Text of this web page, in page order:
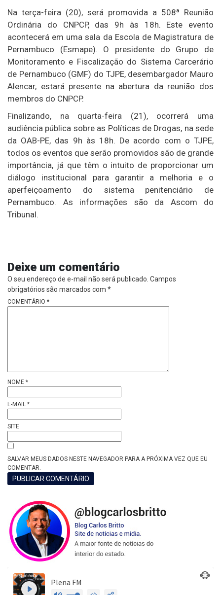
Na terça-feira (20), será promovida a 508ª Reunião
Ordinária do CNPCP, das 9h às 18h. Este evento
acontecerá em uma sala da Escola de Magistratura de
Pernambuco (Esmape). O presidente do Grupo de
Monitoramento e Fiscalização do Sistema Carcerário
de Pernambuco (GMF) do TJPE, desembargador Mauro
Alencar, estará presente na abertura da reunião dos
membros do CNPCP.
Finalizando, na quarta-feira (21), ocorrerá uma
audiência pública sobre as Políticas de Drogas, na sede
da OAB-PE, das 9h às 18h. De acordo com o TJPE,
todos os eventos que serão promovidos são de grande
importância, já que têm o intuito de proporcionar um
diálogo institucional para garantir a melhoria e o
aperfeiçoamento do sistema penitenciário de
Pernambuco. As informações são da Ascom do
Tribunal.
Deixe um comentário
O seu endereço de e-mail não será publicado. Campos
obrigatórios são marcados com *
COMENTÁRIO *
NOME *
E-MAIL *
SITE
SALVAR MEUS DADOS NESTE NAVEGADOR PARA A PRÓXIMA VEZ QUE EU
COMENTAR.